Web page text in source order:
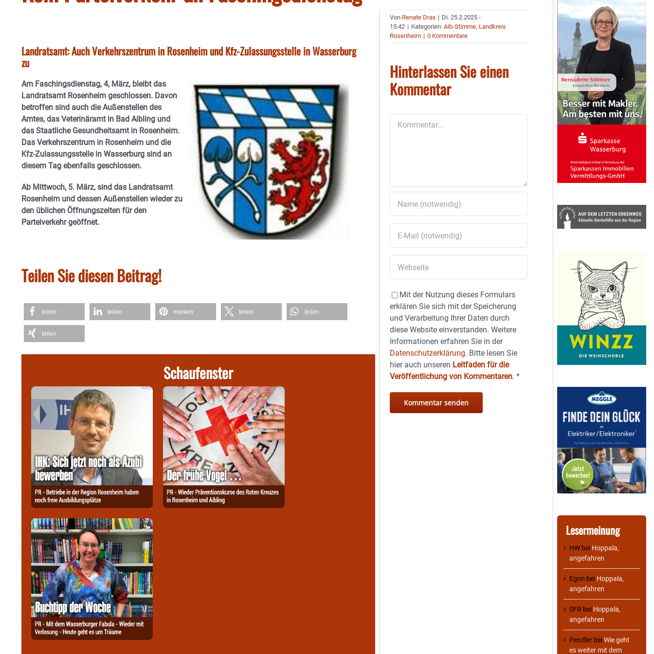
Landratsamt: Auch Verkehrszentrum in Rosenheim und Kfz-Zulassungsstelle in Wasserburg
zu
Am Faschingsdienstag, 4, März, bleibt das
Landratsamt Rosenheim geschlossen. Davon
betroffen sind auch die Außenstellen des
Amtes, das Veterinäramt in Bad Aibling und
das Staatliche Gesundheitsamt in Rosenheim.
Das Verkehrszentrum in Rosenheim und die
Kfz-Zulassungsstelle in Wasserburg sind an
diesem Tag ebenfalls geschlossen.
Ab Mittwoch, 5. März, sind das Landratsamt
Rosenheim und dessen Außenstellen wieder zu
den üblichen Öffnungszeiten für den
Parteiverkehr geöffnet.
Teilen Sie diesen Beitrag!
teilen teilen merken teilen teilen
teilen
Schaufenster
Von Renate Drax | Di. 25.2.2025 -
15:42 | Kategorien:Aib-Stimme, Landkreis
Rosenheim | 0 Kommentare
Hinterlassen Sie einen
Kommentar
Mit der Nutzung dieses Formulars
erklären Sie sich mit der Speicherung
und Verarbeitung Ihrer Daten durch
diese Website einverstanden. Weitere
Informationen erfahren Sie in der
Datenschutzerklärung. Bitte lesen Sie
hier auch unseren Leitfaden für die
Veröffentlichung von Kommentaren.*
Lesermeinung
HW bei Hoppala,
angefahren
Egon bei Hoppala,
angefahren
SFR bei Hoppala,
angefahren
Pendler beiWie geht
es weiter mit dem